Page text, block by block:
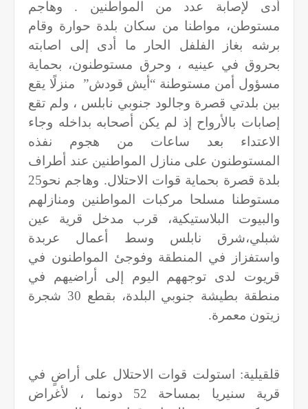
أدى لإصابة عدد من المواطنين . وهاجم
مستوطن، مواطنا من سكان بلدة حوارة وقام
برشه بغاز الفلفل الحار ما أدى إلى اصابته
بحروق في عينيه ، وحرق مستوطنون، بحماية
مسؤول أمن مستوطنة “أيش قودش”
منزلًا يقع
بين بلدتي قصرة وجالود جنوبي نابلس ، ولم تقع
إصابات بالأرواح إذ لم يكن أصحابه بداخله وجاء
الاعتداء بعد ساعات من هجوم نفذه
المستوطنون على منازل المواطنين عند أطراف
بلدة قصرة بحماية قوات الاحتلال. وهاجم نحو25
مستوطنا مسلحا مركبات المواطنين ومنازلهم
والبيوت البلاستيكية، قرب مدخل قرية عين
شبلي،شرق نابلس وسط أعمال عربدة
واستفزاز في المنطقة وفوجئ المواطنون في
قريوت لدى توجههم اليوم إلى أراضيهم في
منطقة بطيشة جنوبي البلدة، بقطع 30 شجرة
زيتون معمرة.
قلقيلية: استولت قوات الاحتلال على أراضٍ في
قرية سنيريا بمساحة 52 دونما ، لأغراض